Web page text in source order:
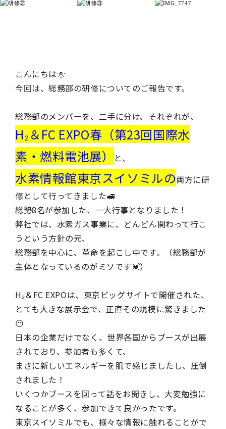
こんにちは🌞
今回は、総務部の研修についてのご報告です。
総務部のメンバーを、二手に分け、それぞれが、
H₂＆FC EXPO春（第23回国際水
素・燃料電池展）
と、
水素情報館東京スイソミルの両方に研
修として行ってきました🚅
総勢8名が参加した、一大行事となりました！
弊社では、水素ガス事業に、どんどん関わって行こ
うという方針の元、
総務部を中心に、革命を起こし中です。（総務部が
主体となっているのがミソです💓）
H₂＆FC EXPOは、東京ビッグサイトで開催された、
とても大きな展示会で、正直その規模に驚きました
😶
日本の企業だけでなく、世界各国からブースが出展
されており、参加者も多くて、
まさに新しいエネルギーを肌で感じましたし、圧倒
されました！
いくつかブースを回って話をお聞きし、大変勉強に
なることが多く、参加できて良かったです。
東京スイソミルでも、様々な情報に触れることがで